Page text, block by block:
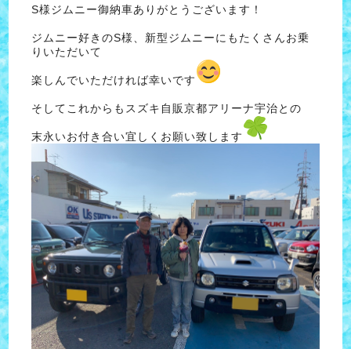
S様ジムニー御納車ありがとうございます！
ジムニー好きのS様、新型ジムニーにもたくさんお乗
りいただいて
楽しんでいただければ幸いです
そしてこれからもスズキ自販京都アリーナ宇治との
末永いお付き合い宜しくお願い致します